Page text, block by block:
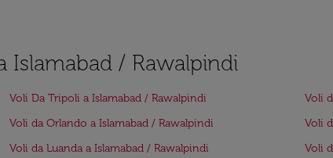
Islamabad / Rawalpindi
Voli Da Tripoli a Islamabad / Rawalpindi
Voli
Voli da Orlando a Islamabad / Rawalpindi
Voli
Voli da Luanda a Islamabad / Rawalpindi
Voli